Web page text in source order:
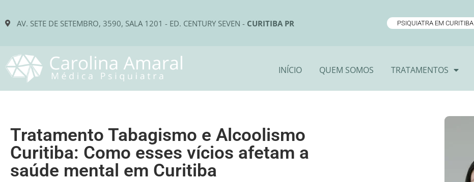
AV. SETE DE SETEMBRO, 3590, SALA 1201 - ED. CENTURY SEVEN - CURITIBA PR PSIQUIATRA EM CURITIBA
INÍCIO QUEM SOMOS TRATAMENTOS
Tratamento Tabagismo e Alcoolismo
Curitiba: Como esses vícios afetam a
saúde mental em Curitiba